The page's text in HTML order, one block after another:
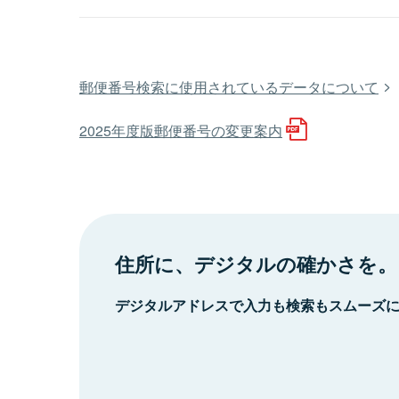
郵便番号検索に使用されているデータについて
2025年度版郵便番号の変更案内
住所に、デジタルの確かさを。
デジタルアドレスで入力も検索もスムーズ